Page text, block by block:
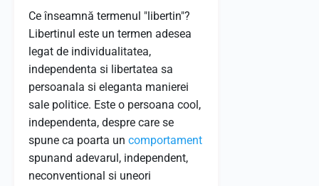
Ce înseamnă termenul "libertin"?
Libertinul este un termen adesea
legat de individualitatea,
independenta si libertatea sa
persoanala si eleganta manierei
sale politice. Este o persoana cool,
independenta, despre care se
spune ca poarta un comportament
spunand adevarul, independent,
neconventional si uneori